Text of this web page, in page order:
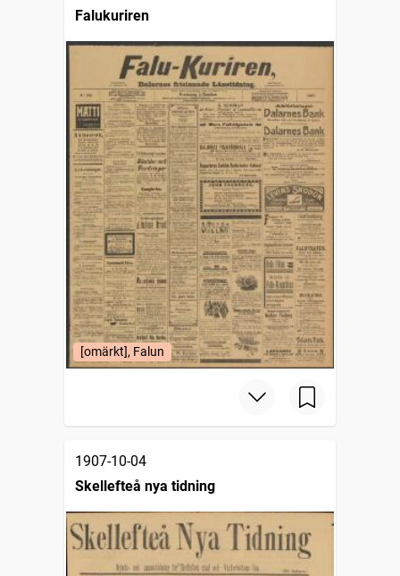
Falukuriren
[omärkt], Falun
1907-10-04
Skellefteå nya tidning